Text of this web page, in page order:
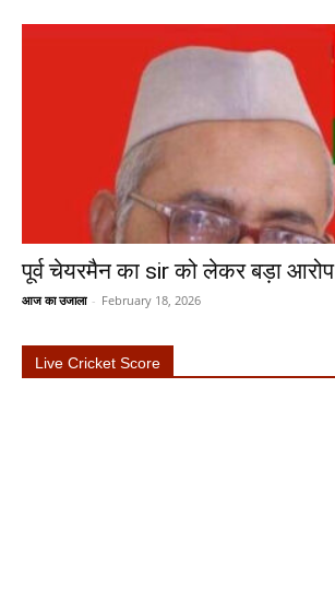
पूर्व चेयरमैन का sir को लेकर बड़ा आरोप
आज का उजाला - February 18, 2026
Live Cricket Score